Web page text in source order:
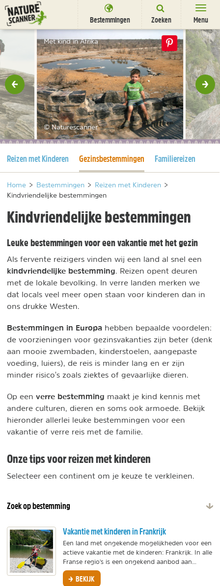
Ga
naar
content
Bestemmingen Zoeken Menu
Bestemmingen
Overnachten
Activiteiten
Natuurparken
Dieren
Nieuwsbrief Uitgelicht
Met kind in Afrika
© Naturescanner
Huidige pagina
Reizen met Kinderen Huidige pagina
Gezinsbestemmingen Familiereizen
Home > Bestemmingen > Reizen met Kinderen >
Kindvriendelijke bestemmingen
Kindvriendelijke bestemmingen
Leuke bestemmingen voor een vakantie met het gezin
Als fervente reizigers vinden wij een land al snel een
kindvriendelijke bestemming . Reizen opent deuren
met de lokale bevolking. In verre landen merken we
dat locals veel meer open staan voor kinderen dan in
ons drukke Westen.
Bestemmingen in Europa hebben bepaalde voordelen:
de voorzieningen voor gezinsvakanties zijn beter (denk
aan mooie zwembaden, kinderstoelen, aangepaste
voeding, luiers), de reis is minder lang en er zijn
minder risico's zoals ziektes of gevaarlijke dieren.
Op een verre bestemming maakt je kind kennis met
andere culturen, dieren en soms ook armoede. Bekijk
hieronder allerlei leuke bestemmingen voor een
vakantie of verre reis met de familie.
Onze tips voor reizen met kinderen
Selecteer een continent om je keuze te verkleinen.
Zoek op bestemming
Vakantie met kinderen in Frankrijk
Een land met ongekende mogelijkheden voor een
actieve vakantie met de kinderen: Frankrijk. In alle
Franse regio's is een ongekend aanbod aan...
BEKIJK